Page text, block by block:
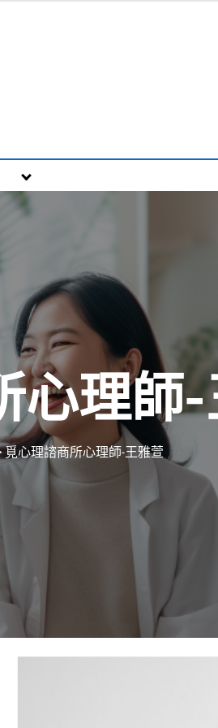
心理師
覓心理諮商所心理師-王雅萱